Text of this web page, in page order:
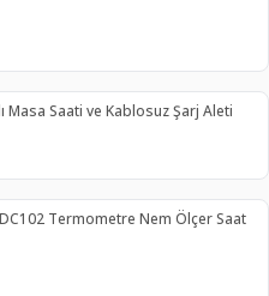
Masa Saati ve Kablosuz Şarj Aleti
Termometre Nem Ölçer Saat